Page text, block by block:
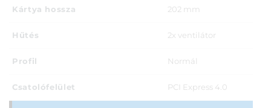
Kártya hossza 202 mm
Hűtés 2x ventilátor
Profil Normál
Csatolófelület PCI Express 4.0